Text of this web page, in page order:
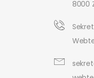
8000